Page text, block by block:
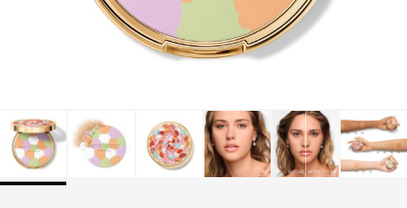
Alle entdecken